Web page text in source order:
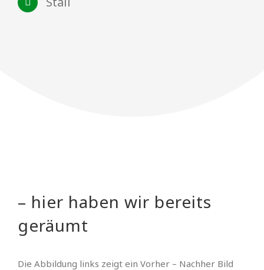
– hier haben wir bereits
geräumt
Die Abbildung links zeigt ein Vorher – Nachher Bild